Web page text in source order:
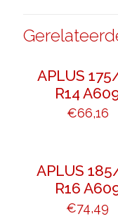
APLUS
R14
€66,16
APLUS
R16
€74,49